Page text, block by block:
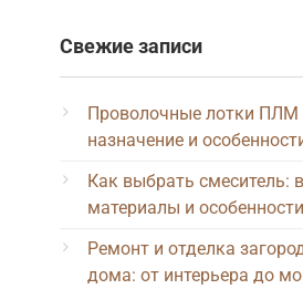
Свежие записи
Проволочные лотки ПЛМ
назначение и
Как выбрать смеситель:
материалы и
Ремонт и отделка
дома: от интерьера до